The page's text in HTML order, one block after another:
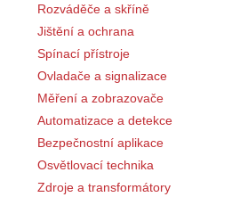
Rozváděče a skříně
Jištění a ochrana
Spínací přístroje
Ovladače a signalizace
Měření a zobrazovače
Automatizace a detekce
Bezpečnostní aplikace
Osvětlovací technika
Zdroje a transformátory